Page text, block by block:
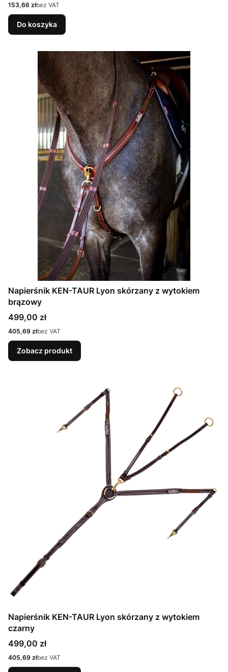
Cena
153,66 złbez VAT
Do koszyka
Napierśnik KEN-TAUR Lyon skórzany z wytokiem
brązowy
Cena
499,00 zł
Cena
405,69 złbez VAT
Zobacz produkt
Napierśnik KEN-TAUR Lyon skórzany z wytokiem
czarny
Cena
499,00 zł
Cena
405,69 złbez VAT